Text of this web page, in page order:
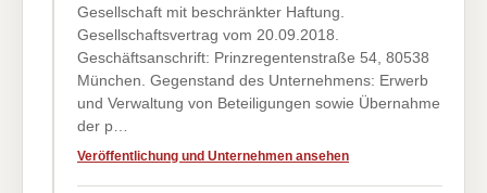
Gesellschaft mit beschränkter Haftung.
Gesellschaftsvertrag vom 20.09.2018.
Geschäftsanschrift: Prinzregentenstraße 54, 80538
München. Gegenstand des Unternehmens: Erwerb
und Verwaltung von Beteiligungen sowie Übernahme
der p…
Veröffentlichung und Unternehmen ansehen